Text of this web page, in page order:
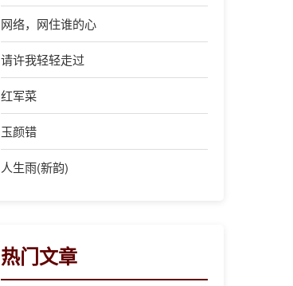
网络，网住谁的心
请许我轻轻走过
红军菜
玉颜错
人生雨(新韵)
热门文章